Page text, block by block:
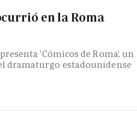
en la Roma
'Cómicos de Roma', un
dramaturgo estadounidense